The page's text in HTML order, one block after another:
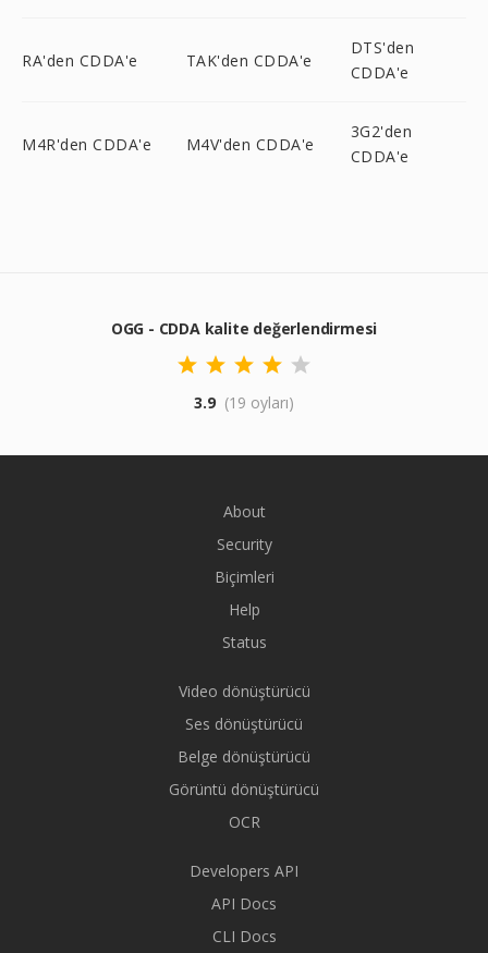
RA'den CDDA'e TAK'den CDDA'e
DTS'den
CDDA'e
M4R'den CDDA'e M4V'den CDDA'e
3G2'den
CDDA'e
OGG - CDDA kalite değerlendirmesi
3.9 (19 oyları)
About
Security
Biçimleri
Help
Status
Video dönüştürücü
Ses dönüştürücü
Belge dönüştürücü
Görüntü dönüştürücü
OCR
Developers API
API Docs
CLI Docs